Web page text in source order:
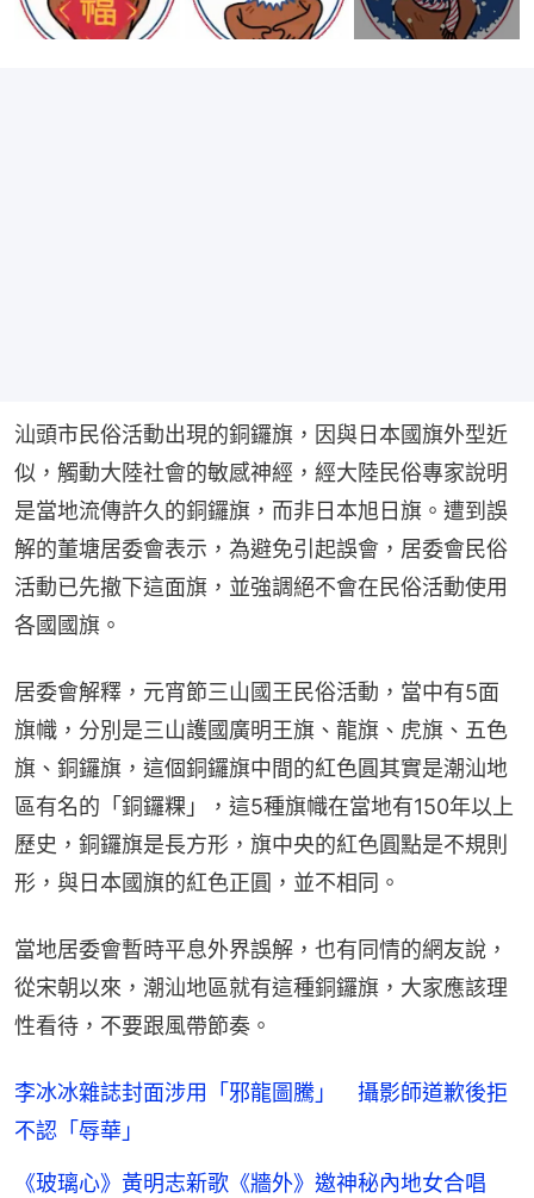
汕頭市民俗活動出現的銅鑼旗，因與日本國旗外型近
似，觸動大陸社會的敏感神經，經大陸民俗專家說明
是當地流傳許久的銅鑼旗，而非日本旭日旗。遭到誤
解的董塘居委會表示，為避免引起誤會，居委會民俗
活動已先撤下這面旗，並強調絕不會在民俗活動使用
各國國旗。
居委會解釋，元宵節三山國王民俗活動，當中有5面
旗幟，分別是三山護國廣明王旗、龍旗、虎旗、五色
旗、銅鑼旗，這個銅鑼旗中間的紅色圓其實是潮汕地
區有名的「銅鑼粿」，這5種旗幟在當地有150年以上
歷史，銅鑼旗是長方形，旗中央的紅色圓點是不規則
形，與日本國旗的紅色正圓，並不相同。
當地居委會暫時平息外界誤解，也有同情的網友說，
從宋朝以來，潮汕地區就有這種銅鑼旗，大家應該理
性看待，不要跟風帶節奏。
李冰冰雜誌封面涉用「邪龍圖騰」 攝影師道歉後拒
不認「辱華」
《玻璃心》黃明志新歌《牆外》邀神秘內地女合唱